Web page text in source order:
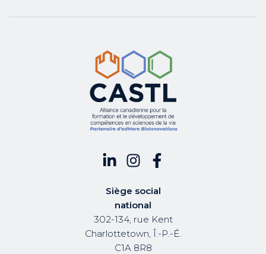
Siège social
national
302-134, rue Kent
Charlottetown, Î.-P.-É.
C1A 8R8